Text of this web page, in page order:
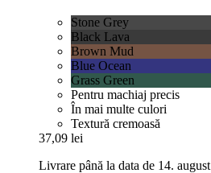
Stone Grey
Black Lava
Brown Mud
Blue Ocean
Grass Green
Pentru machiaj precis
În mai multe culori
Textură cremoasă
37,09 lei
Livrare până la data de 14. august